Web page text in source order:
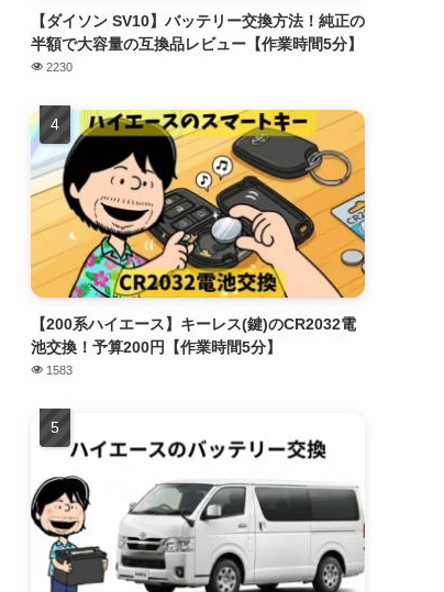
【ダイソン SV10】バッテリー交換方法！純正の
半額で大容量の互換品レビュー【作業時間5分】
2230
【200系ハイエース】キーレス(鍵)のCR2032電
池交換！予算200円【作業時間5分】
1583